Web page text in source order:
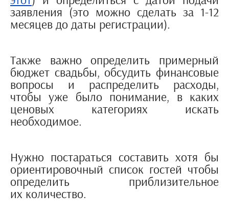
заявления (это можно сделать за 1-12
месяцев до даты регистрации).
Также важно определить примерный
бюджет свадьбы, обсудить финансовые
вопросы и распределить расходы,
чтобы уже было понимание, в каких
ценовых категориях искать
необходимое.
Нужно постараться составить хотя бы
ориентировочный список гостей чтобы
определить приблизительное
их количество.